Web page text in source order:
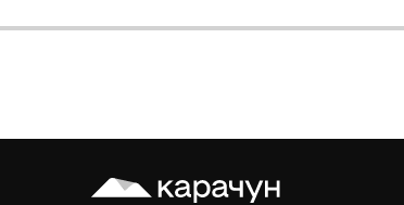
Карачун